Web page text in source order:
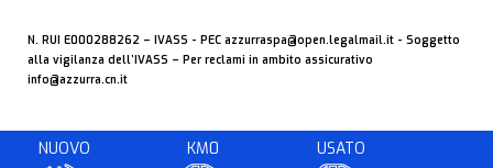
NUOVO KM0 USATO
N. RUI E000288262 – IVASS - PEC azzurraspa@open.legalmail.it - Soggetto
alla vigilanza dell’IVASS – Per reclami in ambito assicurativo
info@azzurra.cn.it